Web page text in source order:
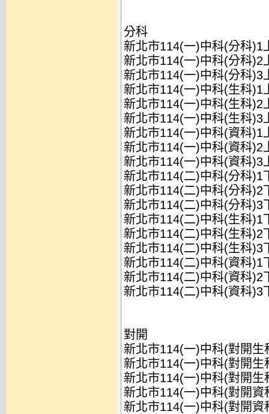
分科
新北市114(一)中科(分科)1
新北市114(一)中科(分科)2
新北市114(一)中科(分科)3
新北市114(一)中科(生科)1
新北市114(一)中科(生科)2
新北市114(一)中科(生科)3
新北市114(一)中科(資科)1
新北市114(一)中科(資科)2
新北市114(一)中科(資科)3
新北市114(二)中科(分科)1
新北市114(二)中科(分科)2
新北市114(二)中科(分科)3
新北市114(二)中科(生科)1
新北市114(二)中科(生科)2
新北市114(二)中科(生科)3
新北市114(二)中科(資科)1
新北市114(二)中科(資科)2
新北市114(二)中科(資科)3
對開
新北市114(一)中科(對開
新北市114(一)中科(對開
新北市114(一)中科(對開
新北市114(一)中科(對開
新北市114(一)中科(對開